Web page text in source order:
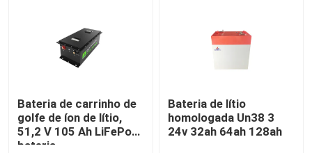
Bateria de carrinho de
golfe de íon de lítio,
51,2 V 105 Ah LiFePo4
bateria
Bateria de lítio
homologada Un38 3
24v 32ah 64ah 128ah